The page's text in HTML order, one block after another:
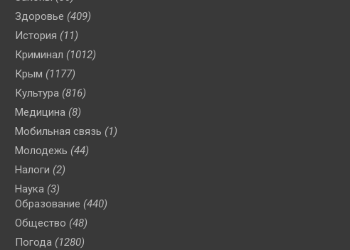
Здоровье (409)
История (11)
Криминал (1012)
Крым (1177)
Культура (816)
Медицина (8)
Мобильная связь (1)
Молодежь (44)
Налоги (2)
Наука (3)
Образование (440)
Общество (48)
Погода (1280)